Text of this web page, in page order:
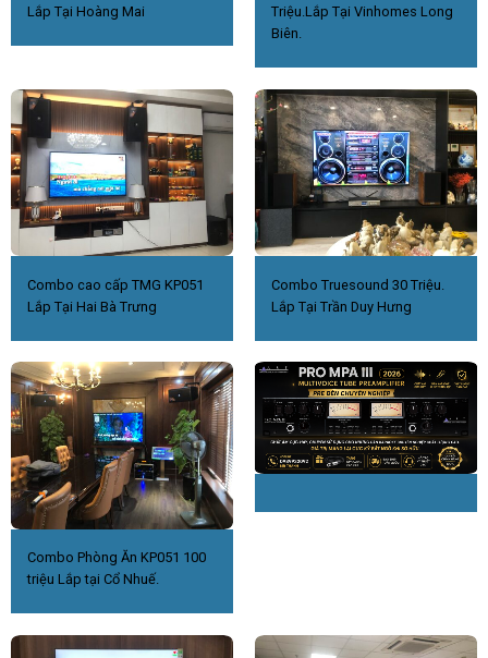
Lắp Tại Hoàng Mai
Triệu.Lắp Tại Vinhomes Long
Biên.
Combo cao cấp TMG KP051
Lắp Tại Hai Bà Trưng
Combo Truesound 30 Triệu.
Lắp Tại Trần Duy Hưng
Combo Phòng Ăn KP051 100
triệu Lắp tại Cổ Nhuế.